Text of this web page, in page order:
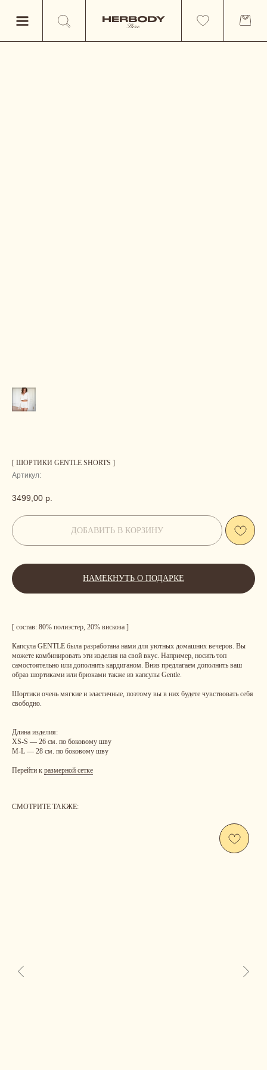
[ ШОРТИКИ GENTLE SHORTS ]
Артикул:
3499,00 р.
ДОБАВИТЬ В КОРЗИНУ
НАМЕКНУТЬ О ПОДАРКЕ
[ состав: 80% полиэстер, 20% вискоза ]
Капсула GENTLE была разработана нами для уютных домашних вечеров. Вы
можете комбинировать эти изделия на свой вкус. Например, носить топ
самостоятельно или дополнить кардиганом. Вниз предлагаем дополнить ваш
образ шортиками или брюками также из капсулы Gentle.
Шортики очень мягкие и эластичные, поэтому вы в них будете чувствовать себя
свободно.
Длина изделия:
XS-S — 26 см. по боковому шву
M-L — 28 см. по боковому шву
Перейти к размерной сетке
СМОТРИТЕ ТАКЖЕ: